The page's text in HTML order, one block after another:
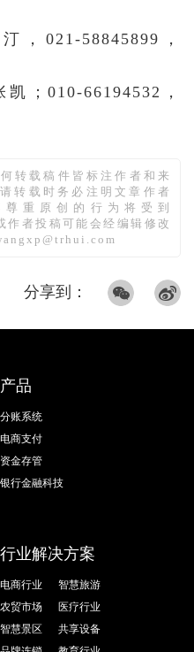
，021-58845899，
；010-66194532，
转载稿件皆标注作者和来
转载时务必注明文章作者
重原创的行为将受到
者投稿可能会经编辑修改
分享到：
产品
分账系统
电商支付
资金存管
银行金融科技
行业解决方案
电商行业
智慧旅游
农贸市场
医疗行业
智慧景区
共享设备